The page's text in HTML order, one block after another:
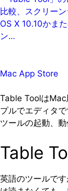
比較、スクリー
OS X 10.10かま
ン…
Mac App Store
Table ToolはMac
プルでエディタで
ツールの起動、動
Table
英語のツールで